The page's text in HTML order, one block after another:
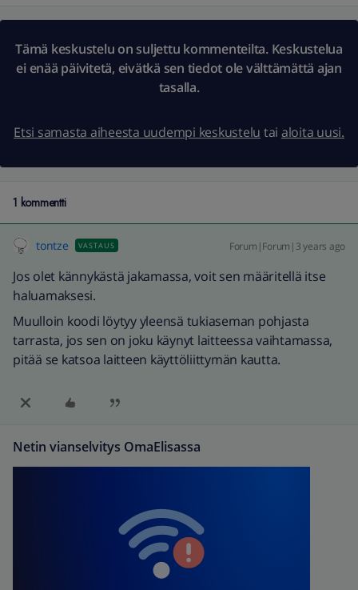
Tämä keskustelu on suljettu kommenteilta. Keskustelua
ei enää päivitetä, eivätkä sen tiedot ole välttämättä ajan
tasalla.
Etsi samasta aiheesta uudempi keskustelu tai aloita uusi.
1 kommentti
tontze VASTAUS Forum|Forum|3 years ago
Jos olet kännykästä jakamassa, voit sen määritellä itse
haluamaksesi.
Muulloin koodi löytyy yleensä tukiaseman pohjasta
tarrasta, jos sen on joku käynyt laitteessa vaihtamassa,
pitää se katsoa laitteen käyttöliittymän kautta.
Netin vianselvitys OmaElisassa